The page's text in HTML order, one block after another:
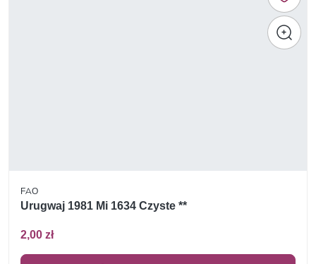
FAO
Urugwaj 1981 Mi 1634 Czyste **
2,00 zł